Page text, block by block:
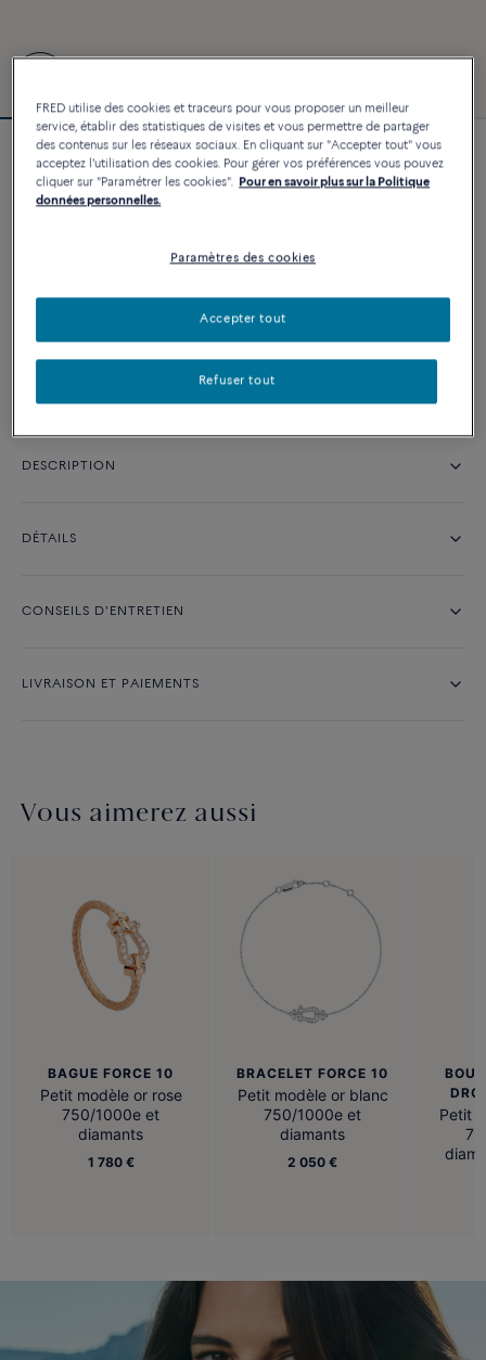
Exclusivité web
Bracelet Force 10 #gobeyond
1 590 €
AJOUTER AU PANIER
Contactez-nous pour toute question sur les tailles
DESCRIPTION
DÉTAILS
CONSEILS D'ENTRETIEN
LIVRAISON ET PAIEMENTS
Vous aimerez aussi
BAGUE FORCE 10
Petit modèle or rose
750/1000e et
diamants
1 780 €
BRACELET FORCE 10
Petit modèle or blanc
750/1000e et
diamants
2 050 €
Petit
FRED utilise des cookies et traceurs pour vous proposer un meilleur
service, établir des statistiques de visites et vous permettre de partager
des contenus sur les réseaux sociaux. En cliquant sur "Accepter tout" vous
acceptez l'utilisation des cookies. Pour gérer vos préférences vous pouvez
cliquer sur "Paramétrer les cookies". Pour en savoir plus sur la Politique
données personnelles.
Paramètres des cookies
Refuser tout
Accepter tout